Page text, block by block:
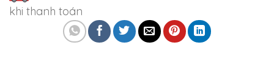
khi thanh toán